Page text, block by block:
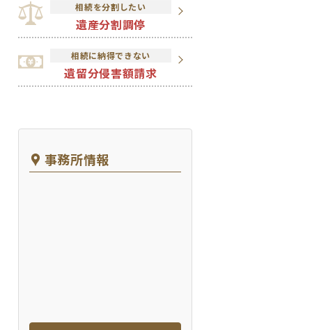
相続を分割したい
遺産分割調停
相続に納得できない
遺留分侵害額請求
事務所情報